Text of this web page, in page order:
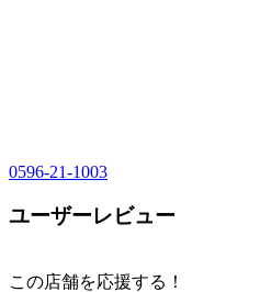
0596-21-1003
ユーザーレビュー
この店舗を応援する！